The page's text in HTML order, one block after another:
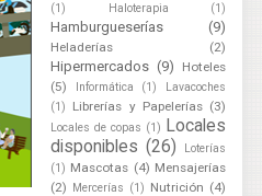
(1)
Haloterapia (1)
Hamburgueserías (9)
Heladerías (2)
Hipermercados (9)
Hoteles
(5)
Informática (1)
Lavacoches
(1)
Librerías y Papelerías (3)
Locales de copas (1)
Locales
disponibles (26)
Loterías
(1) Mascotas (4) Mensajerías
(2) Mercerías (1) Nutrición (4)